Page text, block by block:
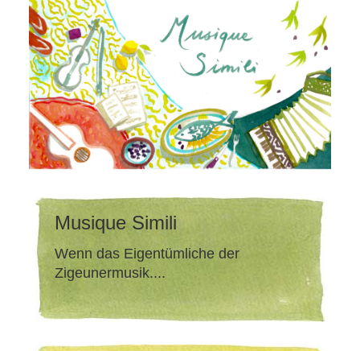
Musique Simili
Wenn das Eigentümliche der
Zigeunermusik....